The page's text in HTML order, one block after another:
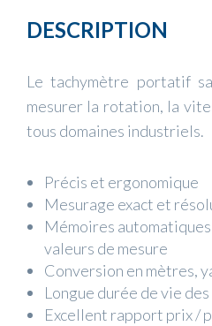
DESCRIPTION
Le tachymètre portatif
mesurer la rotation, la
tous domaines industriels.
Précis et ergonomique
Mesurage exact et
Mémoires
valeurs de mesure
Conversion en mètres,
Longue durée de vie
Excellent rapport prix /